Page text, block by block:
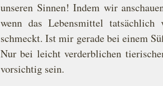
unseren Sinnen! Indem wir
wenn das Lebensmittel
schmeckt. Ist mir gerade bei einem
Nur bei leicht verderblichen
vorsichtig sein.